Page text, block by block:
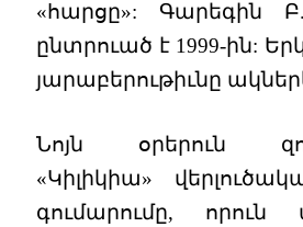
«հարցը»: Գարեգին
ընտրուած է 1999-ին:
յարաբերութիւնը
Նոյն օրերուն
«Կիլիկիա»
գումարումը, որուն